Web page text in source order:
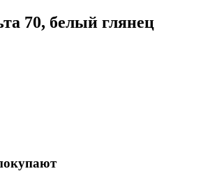
70, белый глянец